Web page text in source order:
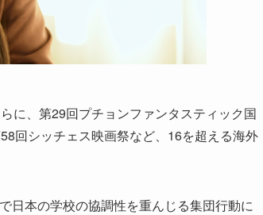
に、第29回プチョンファンタスティック国
回シッチェス映画祭など、16を超える海外
日本の学校の協調性を重んじる集団行動に